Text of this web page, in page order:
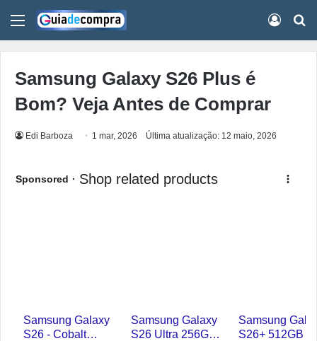
Menu
Samsung Galaxy S26 Plus é
Bom? Veja Antes de Comprar
Edi Barboza 1 mar, 2026 Última atualização: 12 maio, 2026